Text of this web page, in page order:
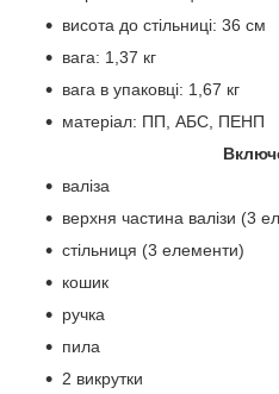
висота до стільниці: 36 см
вага: 1,37 кг
вага в упаковці: 1,67 кг
матеріал: ПП, АБС, ПЕНП
валіза
верхня частина валізи (3
стільниця (3 елементи)
кошик
ручка
пила
2 викрутки